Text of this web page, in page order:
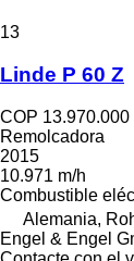
13
Linde P 60 Z
COP 13.970.000
Remolcadora
2015
10.971 m/h
Combustible
Alemania,
Engel & Engel